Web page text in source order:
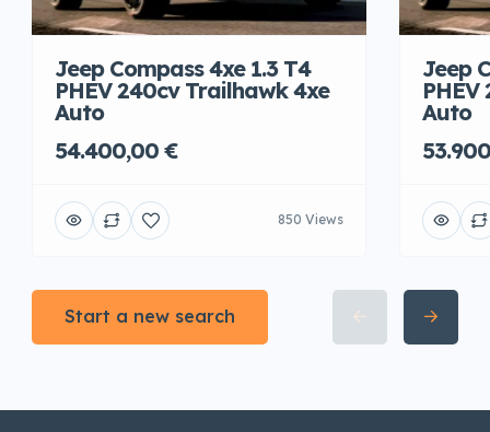
Jeep Compass 4xe 1.3 T4
PHEV 240cv Trailhawk 4xe
Auto
54.400,00 €
850 Views
Jeep
Auto
Start a new search